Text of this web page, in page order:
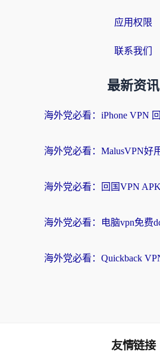
应用权限
联系我们
最新资讯
友情链接